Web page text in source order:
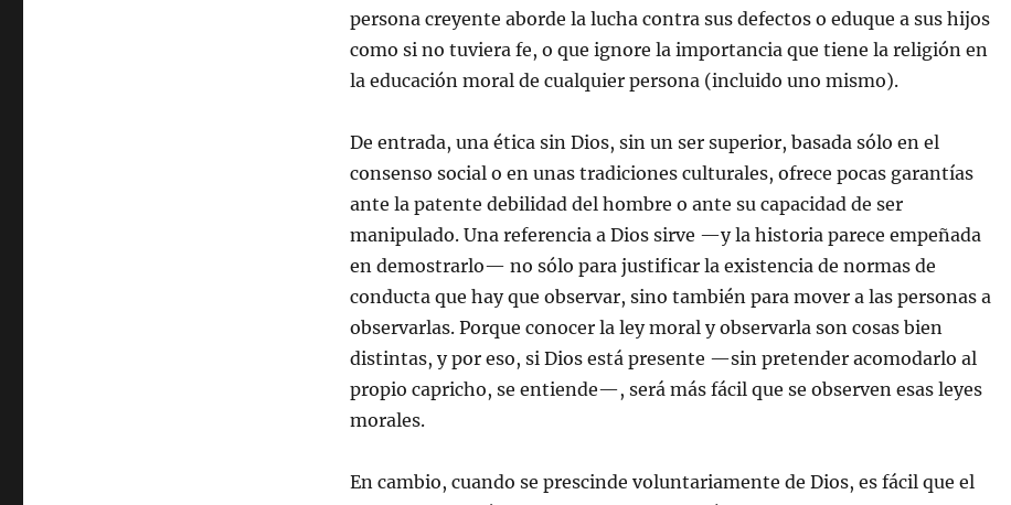
persona creyente aborde la lucha contra sus defectos o eduque a sus hijos
como si no tuviera fe, o que ignore la importancia que tiene la religión en
la educación moral de cualquier persona (incluido uno mismo).
De entrada, una ética sin Dios, sin un ser superior, basada sólo en el
consenso social o en unas tradiciones culturales, ofrece pocas garantías
ante la patente debilidad del hombre o ante su capacidad de ser
manipulado. Una referencia a Dios sirve —y la historia parece empeñada
en demostrarlo— no sólo para justificar la existencia de normas de
conducta que hay que observar, sino también para mover a las personas a
observarlas. Porque conocer la ley moral y observarla son cosas bien
distintas, y por eso, si Dios está presente —sin pretender acomodarlo al
propio capricho, se entiende—, será más fácil que se observen esas leyes
morales.
En cambio, cuando se prescinde voluntariamente de Dios, es fácil que el